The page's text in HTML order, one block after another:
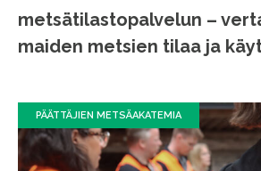
metsätilastopalvelun –
maiden metsien tilaa ja
PÄÄTTÄJIEN METSÄAKATEMIA